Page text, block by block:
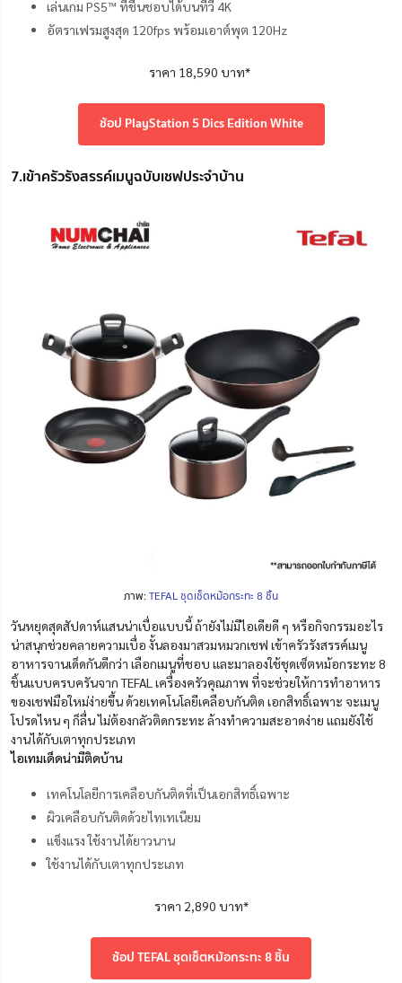
เล่นเกม PS5™ ที่ชื่นชอบได้บนทีวี 4K
อัตราเฟรมสูงสุด 120fps พร้อมเอาต์พุต 120Hz
ราคา 18,590 บาท*
ช้อป PlayStation 5 Dics Edition White
7.เข้าครัวรังสรรค์เมนูฉบับเชฟประจำบ้าน
ภาพ:TEFAL ชุดเช็ตหม้อกระทะ 8 ชิ้น
วันหยุดสุดสัปดาห์แสนน่าเบื่อแบบนี้ ถ้ายังไม่มีไอเดียดี ๆ หรือกิจกรรมอะไร
น่าสนุกช่วยคลายความเบื่อ งั้นลองมาสวมหมวกเชฟ เข้าครัวรังสรรค์เมนู
อาหารจานเด็ดกันดีกว่า เลือกเมนูที่ชอบ และมาลองใช้ชุดเซ็ตหม้อกระทะ 8
ชิ้นแบบครบครันจาก TEFAL เครื่องครัวคุณภาพ ที่จะช่วยให้การทำอาหาร
ของเชฟมือใหม่ง่ายขึ้น ด้วยเทคโนโลยีเคลือบกันติด เอกสิทธิ์เฉพาะ จะเมนู
โปรดไหน ๆ ก็ลื่น ไม่ต้องกลัวติดกระทะ ล้างทำความสะอาดง่าย แถมยังใช้
งานได้กับเตาทุกประเภท
ไอเทมเด็ดน่ามีติดบ้าน
เทคโนโลยีการเคลือบกันติดที่เป็นเอกสิทธิ์เฉพาะ
ผิวเคลือบกันติดด้วยไทเทเนียม
แข็งแรง ใช้งานได้ยาวนาน
ใช้งานได้กับเตาทุกประเภท
ราคา 2,890 บาท*
ช้อป TEFAL ชุดเช็ตหม้อกระทะ 8 ชิ้น